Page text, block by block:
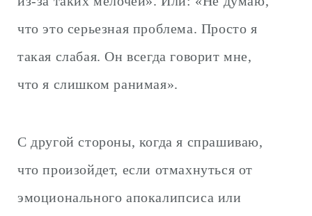
что это серьезная проблема. Просто я
такая слабая. Он всегда говорит мне,
что я слишком ранимая».
С другой стороны, когда я спрашиваю,
что произойдет, если отмахнуться от
эмоционального апокалипсиса или